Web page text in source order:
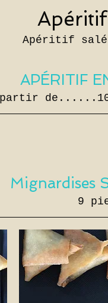
Apéritif salé
APÉRITIF
de......10
Mignardises
9